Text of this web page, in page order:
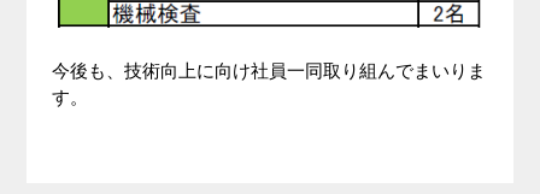
今後も、技術向上に向け社員一同取り組んでまいりま
す。